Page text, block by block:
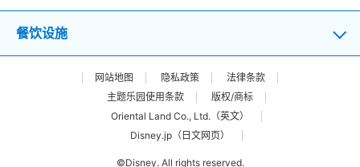
餐饮设施
网站地图 隐私政策
法律条款
主题乐园使用条款
版权/商标
Oriental Land Co., Ltd.（英文）
Disney.jp（日文网页）
©Disney. All rights reserved.